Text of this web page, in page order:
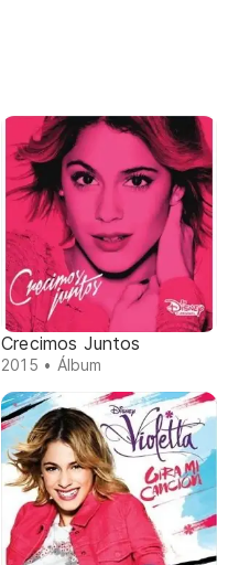
Crecimos Juntos
2015 • Álbum